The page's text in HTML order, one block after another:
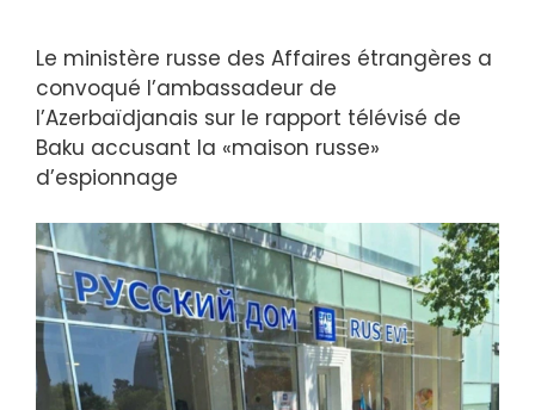
Le ministère russe des Affaires étrangères a
convoqué l’ambassadeur de
l’Azerbaïdjanais sur le rapport télévisé de
Baku accusant la «maison russe»
d’espionnage